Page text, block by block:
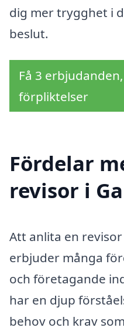
dig mer trygghet i
beslut.
Få 3
förpliktelser
Fördelar
revisor i
Att anlita en
erbjuder många
och företagande
har en djup
behov och krav